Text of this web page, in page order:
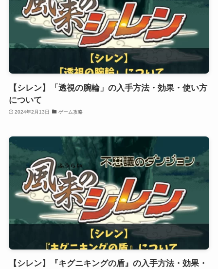
【シレン】「透視の腕輪」の入手方法・効果・使い方
について
2024年2月13日 ゲーム攻略
【シレン】『キグニキングの盾』の入手方法・効果・